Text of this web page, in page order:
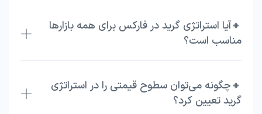
🔸آیا استراتژی گرید در فارکس برای همه بازارها
مناسب است؟
🔸چگونه می‌توان سطوح قیمتی را در استراتژی
گرید تعیین کرد؟